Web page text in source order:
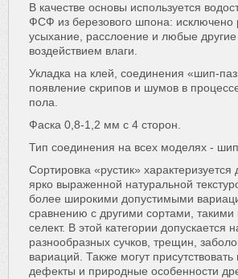
В качестве основы используется
ФСФ из березового шпона: исключено
усыхание, расслоение и любые
воздействием влаги.
Укладка на клей, соединения «шип-
появление скрипов и шумов в
пола.
Фаска 0,8-1,2 мм с 4 сторон.
Тип соединения на всех моделях -
Сортировка «рустик» характеризуется
ярко выраженной натуральной
более широкими допустимыми
сравнению с другими сортами, такими
селект. В этой категории допускается
разнообразных сучков, трещин,
вариаций. Также могут
дефекты и природные особенности